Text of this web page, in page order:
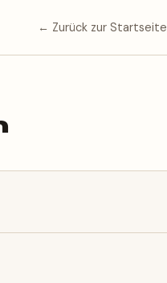
← Zurück zur Startseite